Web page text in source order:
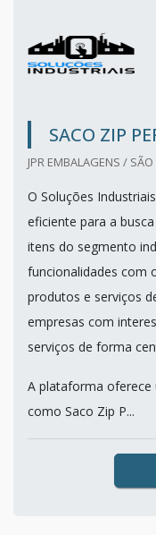
SACO ZIP
JPR EMBALAGENS /
O Soluções
eficiente para a
itens do segmento
funcionalidades com
produtos e serviços
empresas com
serviços de forma
A plataforma oferece
como Saco Zip P...